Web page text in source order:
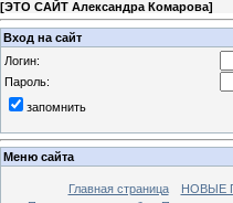
[ЭТО САЙТ Александра Комарова]
Вход на сайт
Логин:
Пароль:
запомнить
Меню сайта
Главная страница НОВЫЕ